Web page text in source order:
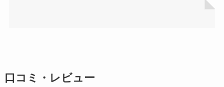
口コミ・レビュー